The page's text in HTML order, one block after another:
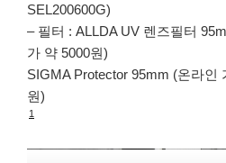
SEL200600G)
– 필터 : ALLDA UV 렌즈필터
가 약 5000원)
SIGMA Protector 95mm (온라인
원)
1